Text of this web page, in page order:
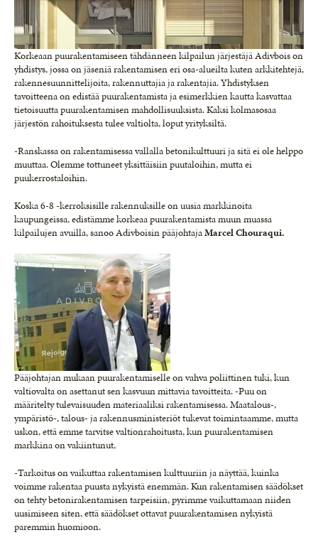
Korkeaan puurakentamiseen tähdänneen kilpailun järjestäjä Adivbois on
yhdistys, jossa on jäseniä rakentamisen eri osa-alueilta kuten arkkitehtejä,
rakennesuunnittelijoita, rakennuttajia ja rakentajia. Yhdistyksen
tavoitteena on edistää puurakentamista ja esimerkkien kautta kasvattaa
tietoisuutta puurakentamisen mahdollisuuksista. Kaksi kolmasosaa
järjestön rahoituksesta tulee valtiolta, loput yrityksiltä.
-Ranskassa on rakentamisessa vallalla betonikulttuuri ja sitä ei ole helppo
muuttaa. Olemme tottuneet yksittäisiin puutaloihin, mutta ei
puukerrostaloihin.
Koska 6-8 -kerroksisille rakennuksille on uusia markkinoita
kaupungeissa, edistämme korkeaa puurakentamista muun muassa
kilpailujen avuilla, sanoo Adivboisin pääjohtajaMarcel Chouraqui.
Pääjohtajan mukaan puurakentamiselle on vahva poliittinen tuki, kun
valtiovalta on asettanut sen kasvuun mittavia tavoitteita. -Puu on
määritelty tulevaisuuden materiaaliksi rakentamisessa. Maatalous-,
ympäristö-, talous- ja rakennusministeriöt tukevat toimintaamme, mutta
uskon, että emme tarvitse valtionrahoitusta, kun puurakentamisen
markkina on vakiintunut,
-Tarkoitus on vaikuttaa rakentamisen kulttuuriin ja näyttää, kuinka
voimme rakentaa puusta nykyistä enemmän. Kun rakentamisen säädökset
on tehty betonirakentamisen tarpeisiin, pyrimme vaikuttamaan niiden
uusimiseen siten, että säädökset ottavat puurakentamisen nykyistä
paremmin huomioon.